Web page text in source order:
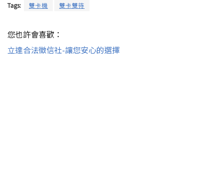
Tags: 雙卡機 雙卡雙待
您也許會喜歡：
立達合法徵信社-讓您安心的選擇